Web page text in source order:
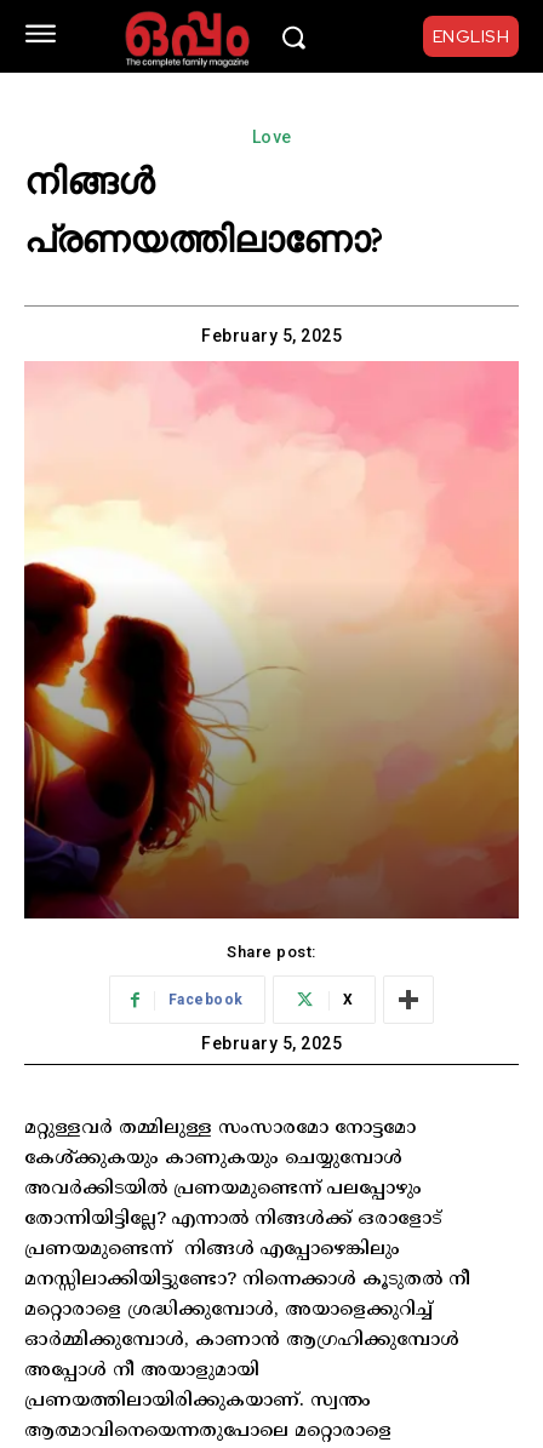
ENGLISH
Love
നിങ്ങൾ
പ്രണയത്തിലാണോ?
February 5, 2025
Share post:
Facebook X
February 5, 2025
മറ്റുള്ളവർ തമ്മിലുള്ള സംസാരമോ നോട്ടമോ
കേൾ്ക്കുകയും കാണുകയും ചെയ്യുമ്പോൾ
അവർക്കിടയിൽ പ്രണയമുണ്ടെന്ന് പലപ്പോഴും
തോന്നിയിട്ടില്ലേ? എന്നാൽ നിങ്ങൾക്ക് ഒരാളോട്
പ്രണയമുണ്ടെന്ന് നിങ്ങൾ എപ്പോഴെങ്കിലും
മനസ്സിലാക്കിയിട്ടുണ്ടോ? നിന്നെക്കാൾ കൂടുതൽ നീ
മറ്റൊരാളെ ശ്രദ്ധിക്കുമ്പോൾ, അയാളെക്കുറിച്ച്
ഓർമ്മിക്കുമ്പോൾ, കാണാൻ ആഗ്രഹിക്കുമ്പോൾ
അപ്പോൾ നീ അയാളുമായി
പ്രണയത്തിലായിരിക്കുകയാണ്. സ്വന്തം
ആത്മാവിനെയെന്നതുപോലെ മറ്റൊരാളെ